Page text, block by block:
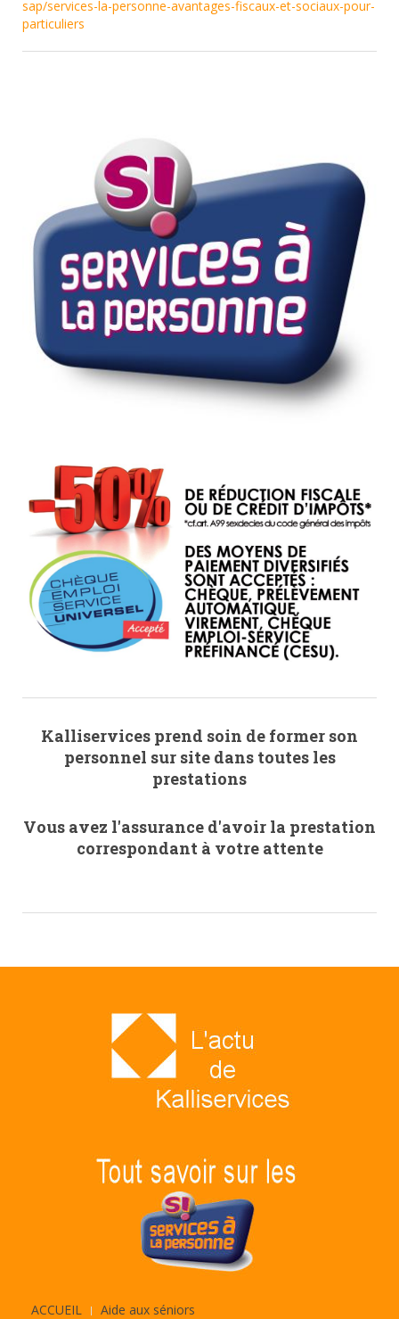
sap/services-la-personne-avantages-fiscaux-et-sociaux-pour-
particuliers
Kalliservices prend soin de former son
personnel sur site dans toutes les
prestations
Vous avez l'assurance d'avoir la prestation
correspondant à votre attente
ACCUEIL
Aide aux séniors